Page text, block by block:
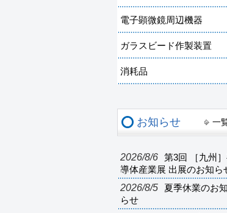
電子顕微鏡周辺機器
ガラスビード作製装置
消耗品
お知らせ 一
2026/8/6
第3回 ［九州
導体産業展 出展のお知ら
2026/8/5
夏季休業のお知
らせ